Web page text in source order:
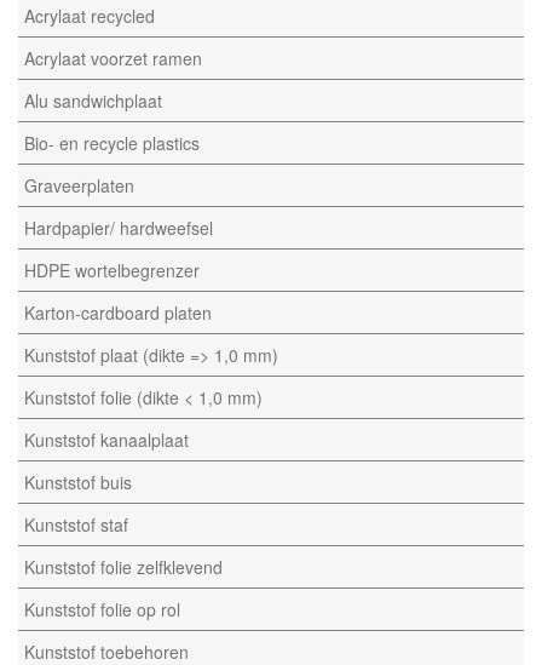
Acrylaat recycled
Acrylaat voorzet ramen
Alu sandwichplaat
Bio- en recycle plastics
Graveerplaten
Hardpapier/ hardweefsel
HDPE wortelbegrenzer
Karton-cardboard platen
Kunststof plaat (dikte => 1,0 mm)
Kunststof folie (dikte < 1,0 mm)
Kunststof kanaalplaat
Kunststof buis
Kunststof staf
Kunststof folie zelfklevend
Kunststof folie op rol
Kunststof toebehoren